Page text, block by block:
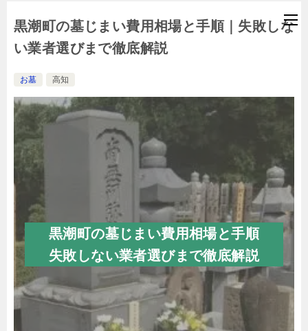
黒潮町の墓じまい費用相場と手順｜失敗しな
い業者選びまで徹底解説
お墓 高知
黒潮町の墓じまい費用相場と手順
失敗しない業者選びまで徹底解説